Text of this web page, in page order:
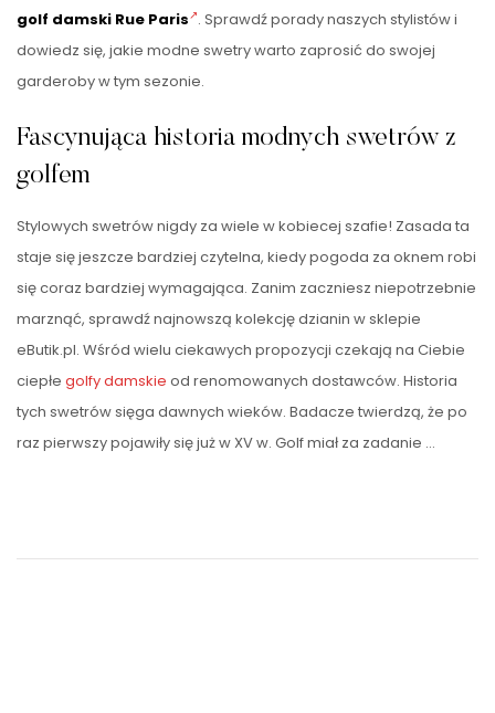
golf damski Rue Paris . Sprawdź porady naszych stylistów i
dowiedz się, jakie modne swetry warto zaprosić do swojej
garderoby w tym sezonie.
Fascynująca historia modnych swetrów z
golfem
Stylowych swetrów nigdy za wiele w kobiecej szafie! Zasada ta
staje się jeszcze bardziej czytelna, kiedy pogoda za oknem robi
się coraz bardziej wymagająca. Zanim zaczniesz niepotrzebnie
marznąć, sprawdź najnowszą kolekcję dzianin w sklepie
eButik.pl. Wśród wielu ciekawych propozycji czekają na Ciebie
ciepłe golfy damskie od renomowanych dostawców. Historia
tych swetrów sięga dawnych wieków. Badacze twierdzą, że po
raz pierwszy pojawiły się już w XV w. Golf miał za zadanie …